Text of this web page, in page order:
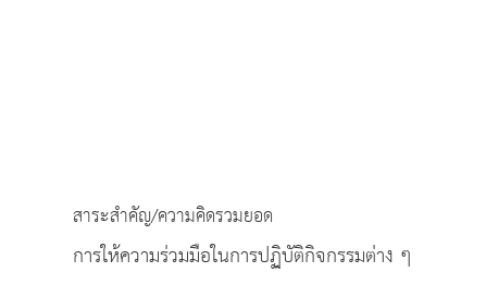
สาระสำคัญ/ความคิดรวมยอด
การให้ความร่วมมือในการปฏิบัติกิจกรรมต่าง ๆ